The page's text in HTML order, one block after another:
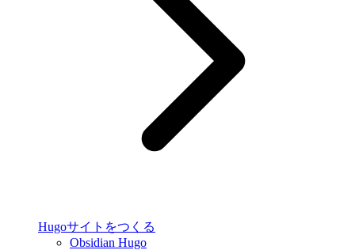
Hugoサイトをつくる
Obsidian Hugo